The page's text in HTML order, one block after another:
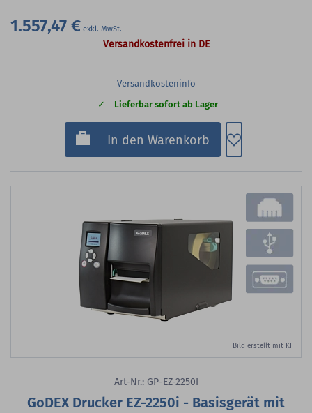
1.557,47 €
Versandkostenfrei in DE
Versandkosteninfo
Lieferbar sofort ab Lager
In den Warenkorb Zum
Bild erstellt mit KI
Art-Nr.: GP-EZ-2250I
GoDEX Drucker EZ-2250i - Basisgerät mit